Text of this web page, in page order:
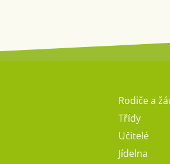
Rodiče a
Třídy
Učitelé
Jídelna